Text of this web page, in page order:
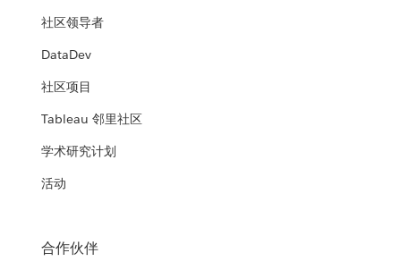
社区领导者
DataDev
社区项目
Tableau 邻里社区
学术研究计划
活动
合作伙伴